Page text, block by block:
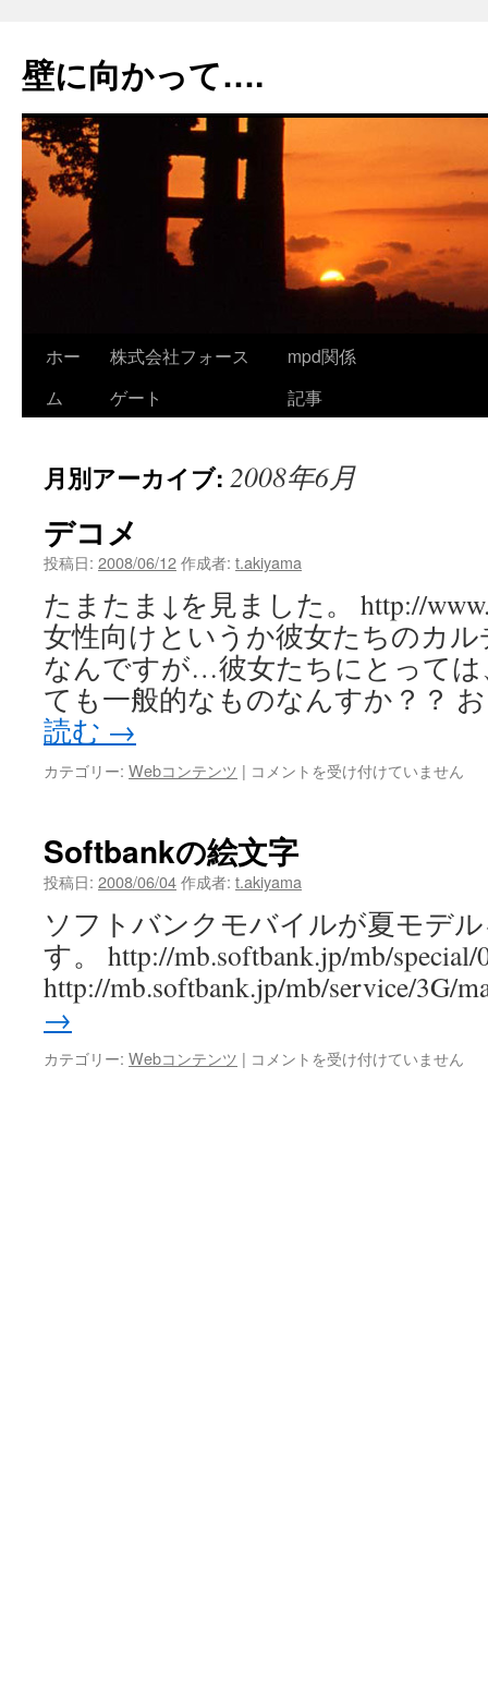
テ
ン
へ
ス
キ
ッ
プ
壁に向かって….
ホー
ム
株式会社フォース
ゲート
mpd関係
記事
月別アーカイブ: 2008年6月
デコメ
投稿日: 2008/06/12作成者: t.akiyama
たまたま↓を見ました。 http://
女性向けというか彼女たちのカ
なんですが…彼女たちにとって
ても一般的なものなんすか？？
読む →
カテゴリー: Webコンテンツ | デ
は
コメントを受け付けていません
Softbankの絵文字
投稿日: 2008/06/04作成者: t.akiyama
ソフトバンクモバイルが夏モデ
す。 http://mb.softbank.jp/mb/special/
http://mb.softbank.jp/mb/service/3G/
→
カテゴリー: Webコンテンツ | Softbank
コメントを受け付けていません